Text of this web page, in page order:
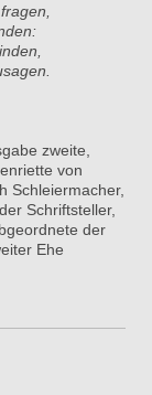
zweite,
von
Schleiermacher,
Schriftsteller,
der
Ehe